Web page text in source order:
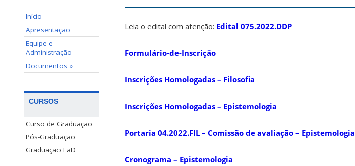
Início
Apresentação
Equipe e
Administração
Documentos »
CURSOS
Curso de Graduação
Pós-Graduação
Graduação EaD
Leia o edital com atenção: Edital 075.2022.DDP
Formulário-de-Inscrição
Inscrições Homologadas – Filosofia
Inscrições Homologadas – Epistemologia
Portaria 04.2022.FIL – Comissão de avaliação – Epistemologia
Cronograma – Epistemologia